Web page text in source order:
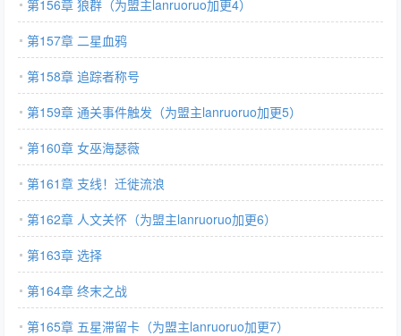
第156章 狼群（为盟主lanruoruo加更4）
第157章 二星血鸦
第158章 追踪者称号
第159章 通关事件触发（为盟主lanruoruo加更5）
第160章 女巫海瑟薇
第161章 支线！迁徙流浪
第162章 人文关怀（为盟主lanruoruo加更6）
第163章 选择
第164章 终末之战
第165章 五星滞留卡（为盟主lanruoruo加更7）